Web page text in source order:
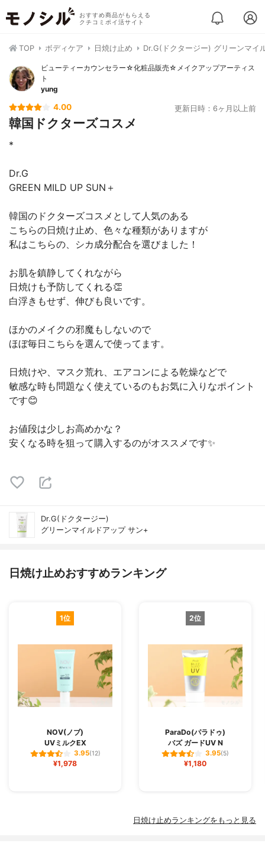
おすすめ商品がもらえる
クチコミポイ活サイト
TOP ボディケア 日焼け止め Dr.G(ドクタージー) グリーンマイ
ビューティーカウンセラー☆化粧品販売☆メイクアップアーティス
ト
yung
4.00 更新日時：6ヶ月以上前
韓国ドクターズコスメ
*
Dr.G
GREEN MILD UP SUN＋
韓国のドクターズコスメとして人気のある
こちらの日焼け止め、色々な種類がありますが
私はこちらの、シカ成分配合を選びました！
お肌を鎮静してくれながら
日焼けも予防してくれる👏
白浮きもせず、伸びも良いです。
ほかのメイクの邪魔もしないので
ほぼ毎日こちらを選んで使ってます。
日焼けや、マスク荒れ、エアコンによる乾燥などで
敏感な時も問題なく使えているのもお気に入りなポイント
です😊
お値段は少しお高めかな？
安くなる時を狙って購入するのがオススメです✨
Dr.G(ドクタージー)
グリーンマイルドアップ サン+
日焼け止めおすすめランキング
1位
NOV(ノブ)
UVミルクEX
3.95(12)
¥1,978
2位
ParaDo(パラドゥ)
バズ ガードUV N
3.95(5)
¥1,180
日焼け止めランキングをもっと見る